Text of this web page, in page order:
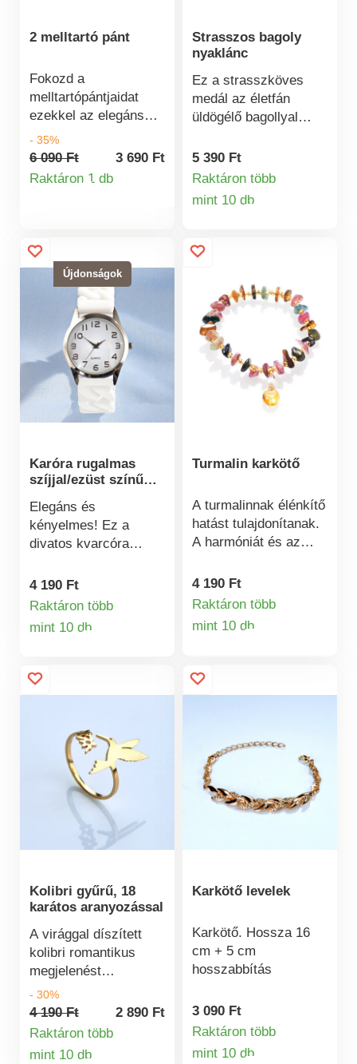
ékszerötlet! .
2 melltartó pánt
Fokozd a
melltartópántjaidat
ezekkel az elegáns
csipkefonatokkal,
amelyek egyszerűen
áthúzhatók a
- 35%
6 090 Ft
3 690 Ft
Raktáron 1 dbTermékinformációk
Strasszos bagoly
nyaklánc
Ez a strasszköves
medál az életfán
üldögélő bagollyal
szerencsehozónak
számít. Helyezze a
5 390 Ft
Raktáron több
mint 10 db
Újdonságok
Karóra rugalmas
szíjjal/ezüst színű
Elegáns és
kényelmes! Ez a
divatos kvarcóra
fonott sztreccs
karszíjával, amely
a csuklójához.
4 190 Ft
Raktáron több
mint 10 dbTermékinformációk
Turmalin karkötő
A turmalinnak élénkítő
hatást tulajdonítanak.
A harmóniát és az
sokszínűségével
kiválóan illik minden
4 190 Ft
Raktáron több
mint 10 db
Kolibri gyűrű, 18
karátos aranyozással
A virággal díszített
kolibri romantikus
megjelenést
kölcsönöz ennek az
aranyozott gyűrűnek.
18k aranyozott.
- 30%
4 190 Ft
2 890 Ft
Raktáron több
mint 10 db
Karkötő levelek
Karkötő. Hossza 16
cm + 5 cm
hosszabbítás
3 090 Ft
Raktáron több
mint 10 db